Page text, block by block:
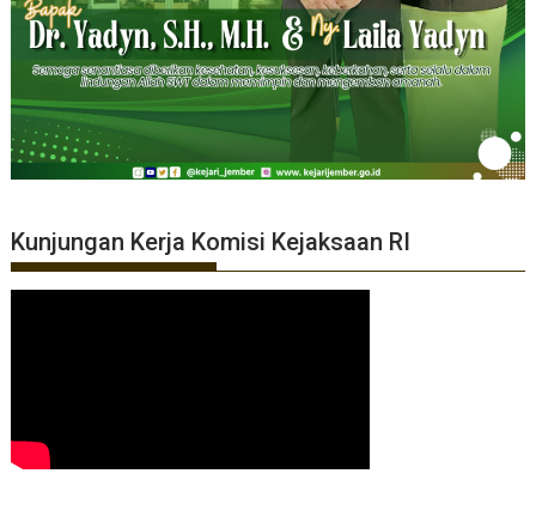
Kunjungan Kerja Komisi Kejaksaan RI